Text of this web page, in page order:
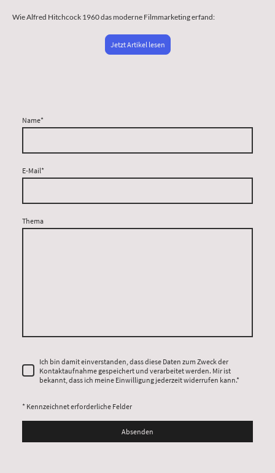
Wie Alfred Hitchcock 1960 das moderne Filmmarketing erfand:
Jetzt Artikel lesen
Name*
E-Mail*
Thema
Ich bin damit einverstanden, dass diese Daten zum Zweck der
Kontaktaufnahme gespeichert und verarbeitet werden. Mir ist
bekannt, dass ich meine Einwilligung jederzeit widerrufen kann.*
* Kennzeichnet erforderliche Felder
Absenden